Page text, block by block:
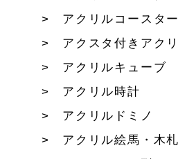
アクリルコースタ
アクスタ付きアク
アクリルキューブ
アクリル時計
アクリルドミノ
アクリル絵馬・木札